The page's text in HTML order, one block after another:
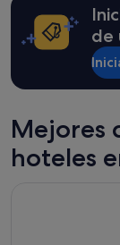
estancia
1 noche
Los
precios
y
de
Mejores
hoteles